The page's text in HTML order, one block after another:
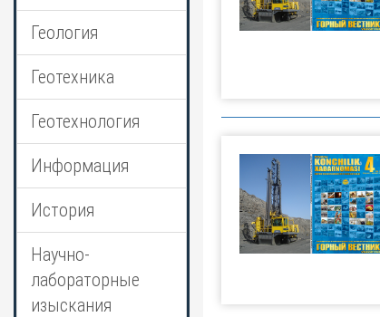
Геология
Геотехника
Геотехнология
Информация
История
Научно-
лабораторные
изыскания